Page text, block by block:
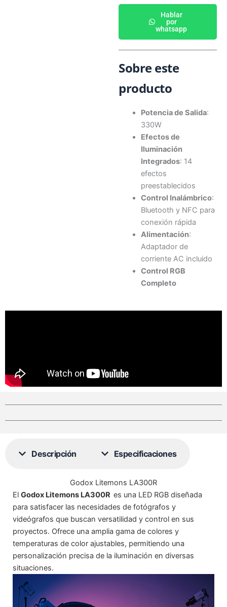
Hablar
por
whatsapp
Sobre este
producto
Potencia de Salida:
330W
Efectos de
Iluminación
Integrados: 14
efectos
preestablecidos
Control Inalámbrico:
Bluetooth y NFC para
conexión rápida
Alimentación:
Adaptador de
corriente AC incluido
Control RGB
Completo
Descripción Especificaciones
Godox Litemons LA300R
El Godox Litemons LA300R es una LED RGB diseñada
para satisfacer las necesidades de fotógrafos y
videógrafos que buscan versatilidad y control en sus
proyectos. Ofrece una amplia gama de colores y
temperaturas de color ajustables, permitiendo una
personalización precisa de la iluminación en diversas
situaciones.